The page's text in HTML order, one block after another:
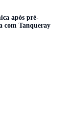
após pré-
com Tanqueray